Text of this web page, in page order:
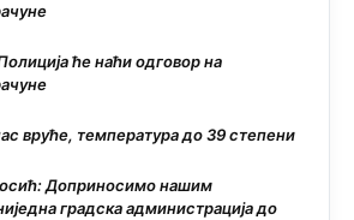
ће наћи одговор на
вруће, температура до 39 степени
Доприносимо нашим
градска администрација до